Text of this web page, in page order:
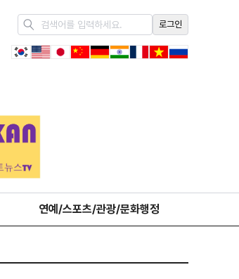
로그인
연예/스포츠/관광/문화행정